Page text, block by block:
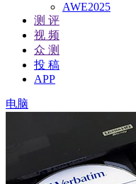
AWE2025
测 评
视 频
众 测
投 稿
APP
电脑